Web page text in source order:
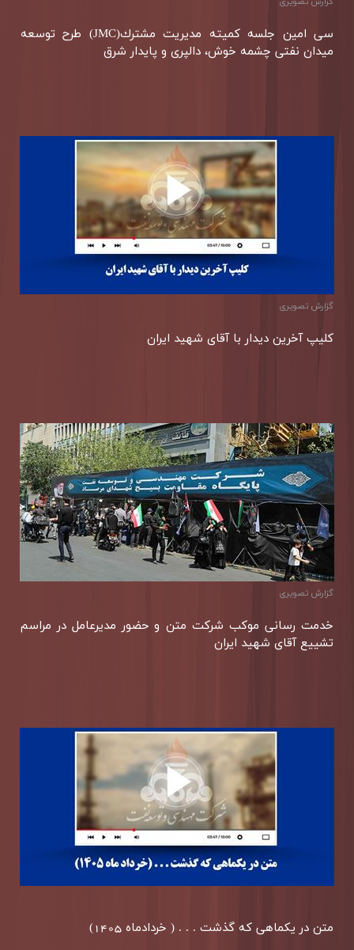
سی امین جلسه كمیته مدیریت مشترك(JMC) طرح توسعه
میدان نفتی چشمه خوش، دالپری و پایدار شرق
گزارش تصویری
كلیپ آخرین دیدار با آقای شهید ایران
گزارش تصویری
خدمت رسانی موكب شركت متن و حضور مدیرعامل در مراسم
تشییع آقای شهید ایران
متن در یكماهی كه گذشت . . . ( خردادماه 1405)